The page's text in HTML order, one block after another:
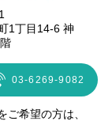
1丁目14-6 神
03-6269-9082
ご希望の方は、